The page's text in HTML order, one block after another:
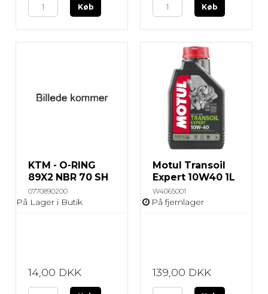
Køb Køb
KTM - O-RING
89X2 NBR 70 SH
0770890200
På Lager i Butik
14,00 DKK
Motul Transoil
Expert 10W40 1L
W4065001
På fjernlager
139,00 DKK